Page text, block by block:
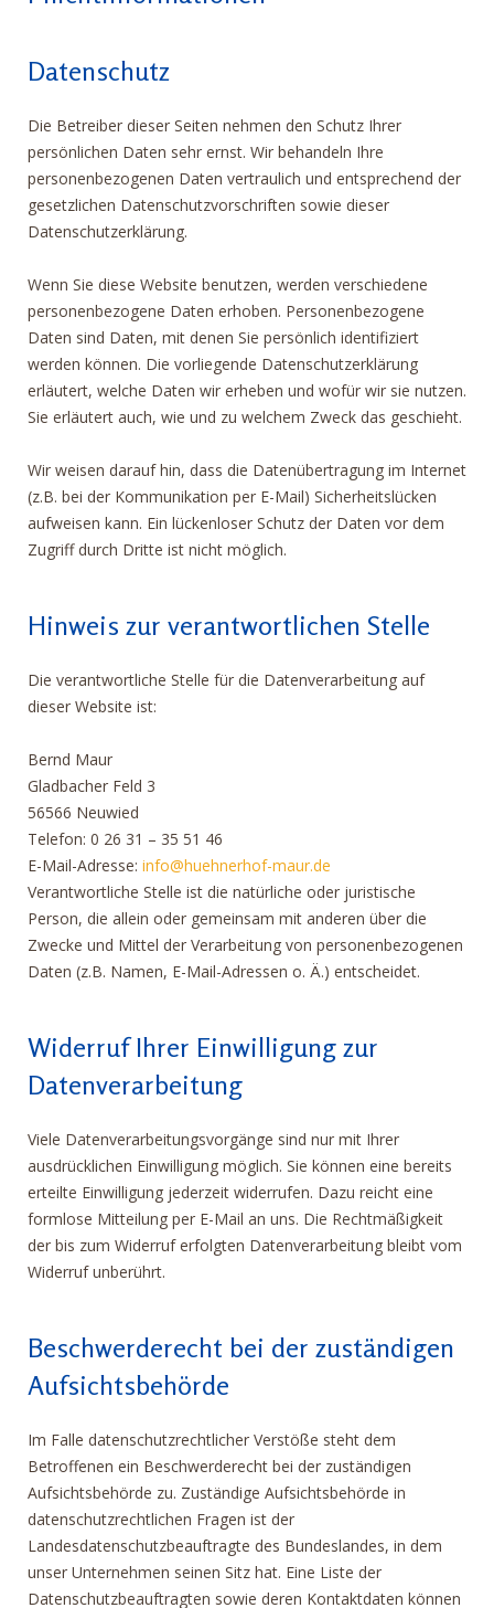
Datenschutz
Die Betreiber dieser Seiten nehmen den Schutz Ihrer
persönlichen Daten sehr ernst. Wir behandeln Ihre
personenbezogenen Daten vertraulich und entsprechend der
gesetzlichen Datenschutzvorschriften sowie dieser
Datenschutzerklärung.
Wenn Sie diese Website benutzen, werden verschiedene
personenbezogene Daten erhoben. Personenbezogene
Daten sind Daten, mit denen Sie persönlich identifiziert
werden können. Die vorliegende Datenschutzerklärung
erläutert, welche Daten wir erheben und wofür wir sie nutzen.
Sie erläutert auch, wie und zu welchem Zweck das geschieht.
Wir weisen darauf hin, dass die Datenübertragung im Internet
(z.B. bei der Kommunikation per E-Mail) Sicherheitslücken
aufweisen kann. Ein lückenloser Schutz der Daten vor dem
Zugriff durch Dritte ist nicht möglich.
Hinweis zur verantwortlichen Stelle
Die verantwortliche Stelle für die Datenverarbeitung auf
dieser Website ist:
Bernd Maur
Gladbacher Feld 3
56566 Neuwied
Telefon: 0 26 31 – 35 51 46
E-Mail-Adresse: info@huehnerhof-maur.de
Verantwortliche Stelle ist die natürliche oder juristische
Person, die allein oder gemeinsam mit anderen über die
Zwecke und Mittel der Verarbeitung von personenbezogenen
Daten (z.B. Namen, E-Mail-Adressen o. Ä.) entscheidet.
Widerruf Ihrer Einwilligung zur
Datenverarbeitung
Viele Datenverarbeitungsvorgänge sind nur mit Ihrer
ausdrücklichen Einwilligung möglich. Sie können eine bereits
erteilte Einwilligung jederzeit widerrufen. Dazu reicht eine
formlose Mitteilung per E-Mail an uns. Die Rechtmäßigkeit
der bis zum Widerruf erfolgten Datenverarbeitung bleibt vom
Widerruf unberührt.
Beschwerderecht bei der zuständigen
Aufsichtsbehörde
Im Falle datenschutzrechtlicher Verstöße steht dem
Betroffenen ein Beschwerderecht bei der zuständigen
Aufsichtsbehörde zu. Zuständige Aufsichtsbehörde in
datenschutzrechtlichen Fragen ist der
Landesdatenschutzbeauftragte des Bundeslandes, in dem
unser Unternehmen seinen Sitz hat. Eine Liste der
Datenschutzbeauftragten sowie deren Kontaktdaten können